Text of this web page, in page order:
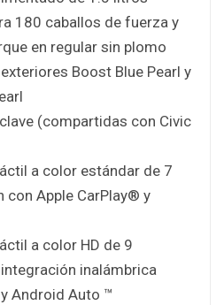
180 caballos de fuerza y
en regular sin plomo
Boost Blue Pearl y
(compartidas con Civic
a color estándar de 7
con Apple CarPlay® y
a color HD de 9
inalámbrica
Android Auto ™